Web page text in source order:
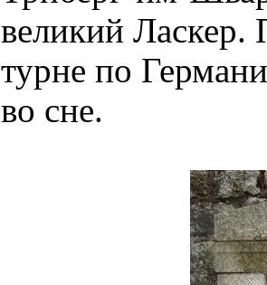
великий Ласкер.
турне по
во сне.